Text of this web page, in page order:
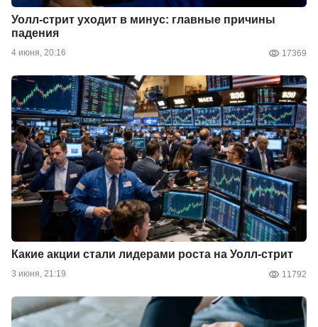
Уолл-стрит уходит в минус: главные причины
падения
4 июня, 20:16 17369
Какие акции стали лидерами роста на Уолл-стрит
3 июня, 21:19 11792